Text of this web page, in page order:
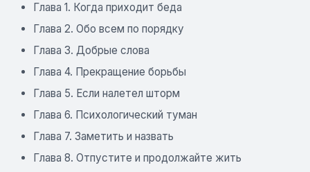
Глава 1. Когда приходит беда
Глава 2. Обо всем по порядку
Глава 3. Добрые слова
Глава 4. Прекращение борьбы
Глава 5. Если налетел шторм
Глава 6. Психологический туман
Глава 7. Заметить и назвать
Глава 8. Отпустите и продолжайте жить